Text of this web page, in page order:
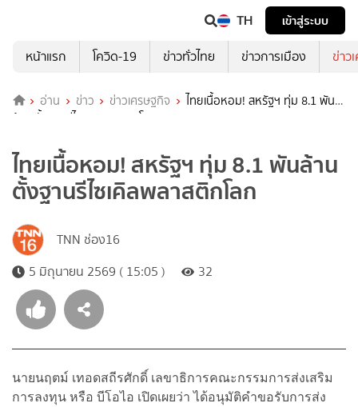
TH
เข้าสู่ระบบ
หน้าแรก
โควิด-19 ข่าวทั่วไทย ข่าวการเมือง ข่าว
อ่าน ข่าว ข่าวเศรษฐกิจ
ไทยเนื้อหอม! สหรัฐฯ ทุ่ม 8.1 พัน
ล้าน ตั้งฐานรีไซเคิลพลาสติกโลก
ไทยเนื้อหอม! สหรัฐฯ ทุ่ม 8.1 พันล้าน
ตั้งฐานรีไซเคิลพลาสติกโลก
TNN ช่อง16
5 มิถุนายน 2569 ( 15:05 )
32
นายนฤตม์ เทอดสถีรศักดิ์ เลขาธิการคณะกรรมการส่งเสริม
การลงทุน หรือ บีโอไอ เปิดเผยว่า ได้อนุมัติคำขอรับการส่ง